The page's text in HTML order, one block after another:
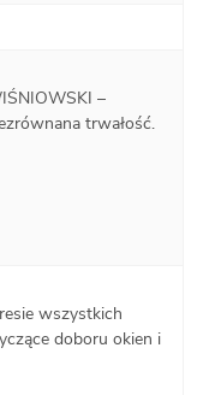
–
trwałość.
wszystkich
doboru okien i